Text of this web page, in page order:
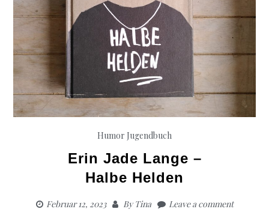
Humor Jugendbuch
Erin Jade Lange –
Halbe Helden
Februar 12, 2023 ByTina Leave a comment